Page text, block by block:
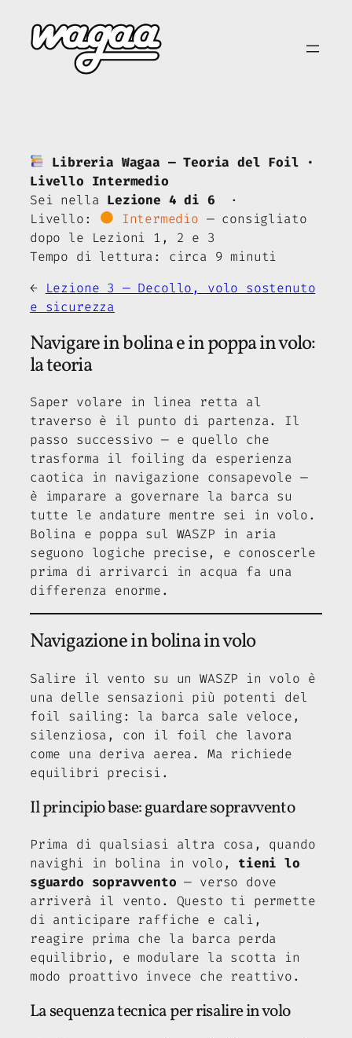
contenuto
Libreria Wagaa — Teoria del Foil ·
Livello Intermedio
Sei nella Lezione 4 di 6 ·
Livello:
Intermedio — consigliato
dopo le Lezioni 1, 2 e 3
Tempo di lettura: circa 9 minuti
← Lezione 3 — Decollo, volo sostenuto
e sicurezza
Navigare in bolina e in poppa in volo:
la teoria
Saper volare in linea retta al
traverso è il punto di partenza. Il
passo successivo — e quello che
trasforma il foiling da esperienza
caotica in navigazione consapevole —
è imparare a governare la barca su
tutte le andature mentre sei in volo.
Bolina e poppa sul WASZP in aria
seguono logiche precise, e conoscerle
prima di arrivarci in acqua fa una
differenza enorme.
Navigazione in bolina in volo
Salire il vento su un WASZP in volo è
una delle sensazioni più potenti del
foil sailing: la barca sale veloce,
silenziosa, con il foil che lavora
come una deriva aerea. Ma richiede
equilibri precisi.
Il principio base: guardare sopravvento
Prima di qualsiasi altra cosa, quando
navighi in bolina in volo, tieni lo
sguardo sopravvento — verso dove
arriverà il vento. Questo ti permette
di anticipare raffiche e cali,
reagire prima che la barca perda
equilibrio, e modulare la scotta in
modo proattivo invece che reattivo.
La sequenza tecnica per risalire in volo